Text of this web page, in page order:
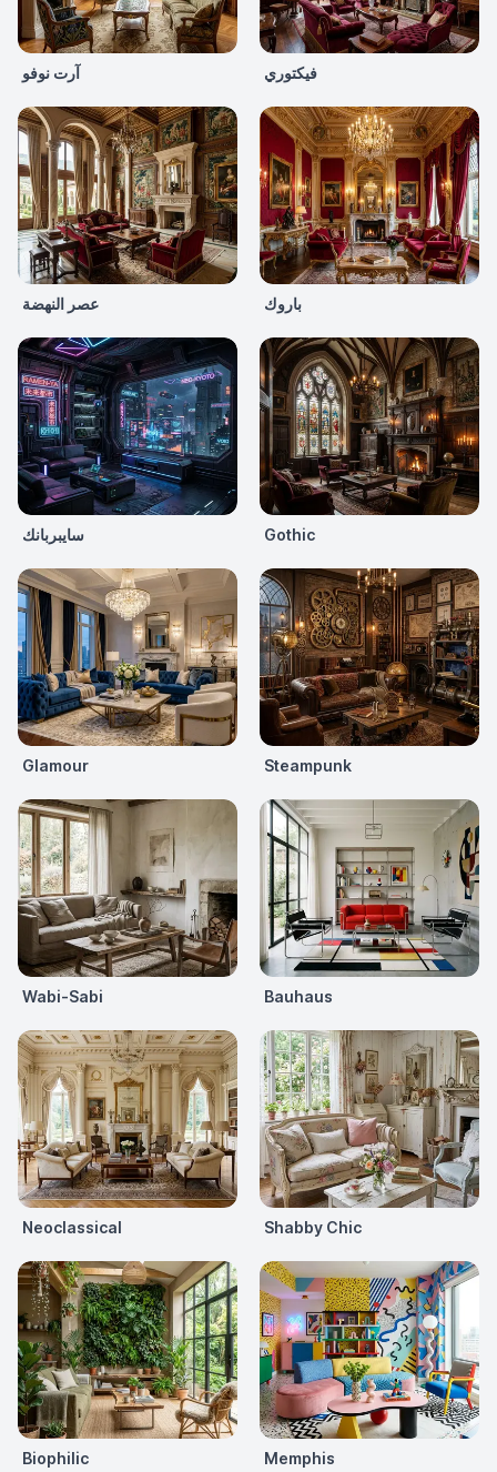
آرت نوفو فيكتوري
عصر النهضة باروك
سايبربانك Gothic
Glamour Steampunk
Wabi-Sabi Bauhaus
Neoclassical Shabby Chic
Biophilic Memphis